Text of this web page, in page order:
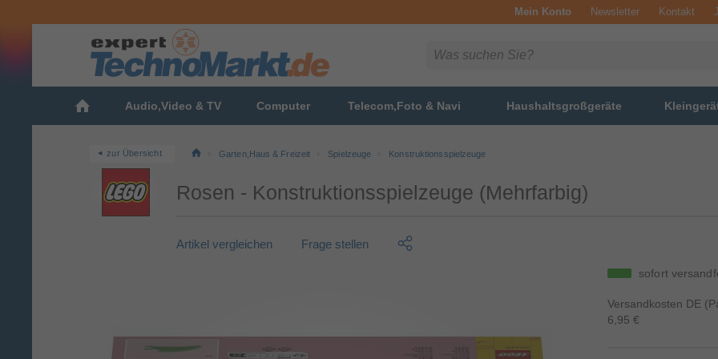
Mein Konto Newsletter Kontakt
Audio,Video & TV Computer Telecom,Foto & Navi Haushaltsgroßgeräte
zur Übersicht Garten,Haus & Freizeit Spielzeuge Konstruktionsspielzeuge
Rosen - Konstruktionsspielzeuge (Mehrfarbig)
Artikel vergleichen Frage stellen
sofort
Versandkosten DE
6,95 €